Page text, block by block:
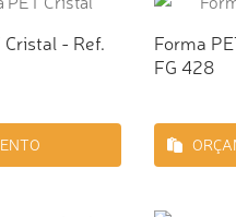
- Ref.
Forma
FG 428